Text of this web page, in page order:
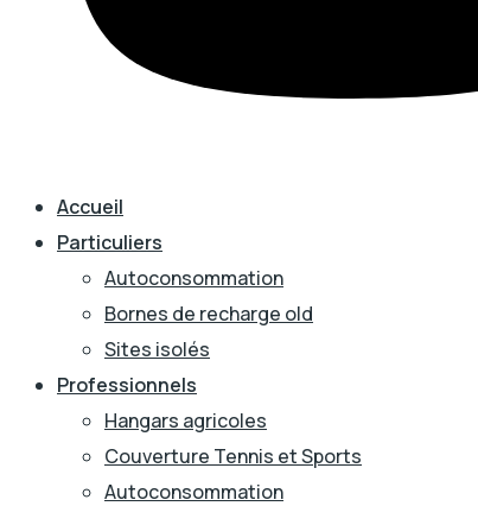
Accueil
Particuliers
Autoconsommation
Bornes de recharge old
Sites isolés
Professionnels
Hangars agricoles
Couverture Tennis et Sports
Autoconsommation